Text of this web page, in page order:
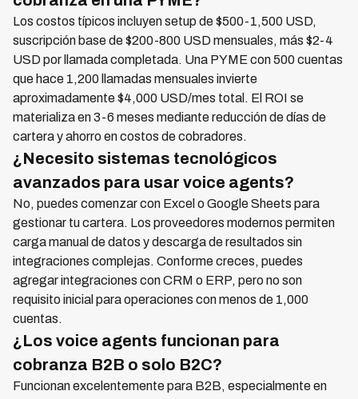
Los costos típicos incluyen setup de $500-1,500 USD,
suscripción base de $200-800 USD mensuales, más $2-4
USD por llamada completada. Una PYME con 500 cuentas
que hace 1,200 llamadas mensuales invierte
aproximadamente $4,000 USD/mes total. El ROI se
materializa en 3-6 meses mediante reducción de días de
cartera y ahorro en costos de cobradores.
¿Necesito sistemas tecnológicos
avanzados para usar voice agents?
No, puedes comenzar con Excel o Google Sheets para
gestionar tu cartera. Los proveedores modernos permiten
carga manual de datos y descarga de resultados sin
integraciones complejas. Conforme creces, puedes
agregar integraciones con CRM o ERP, pero no son
requisito inicial para operaciones con menos de 1,000
cuentas.
¿Los voice agents funcionan para
cobranza B2B o solo B2C?
Funcionan excelentemente para B2B, especialmente en